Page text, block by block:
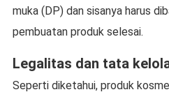
muka (DP) dan sisanya harus
pembuatan produk selesai.
Legalitas dan tata
Seperti diketahui, produk